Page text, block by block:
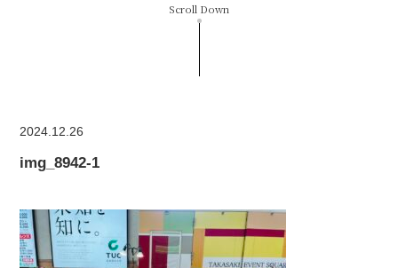
Scroll Down
2024.12.26
img_8942-1